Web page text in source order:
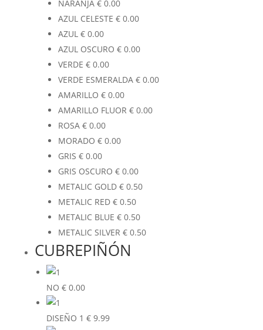
NARANJA €0.00
AZUL CELESTE €0.00
AZUL €0.00
AZUL OSCURO €0.00
VERDE €0.00
VERDE ESMERALDA €0.00
AMARILLO €0.00
AMARILLO FLUOR €0.00
ROSA €0.00
MORADO €0.00
GRIS €0.00
GRIS OSCURO €0.00
METALIC GOLD €0.50
METALIC RED €0.50
METALIC BLUE €0.50
METALIC SILVER €0.50
CUBREPIÑÓN
NO €0.00
DISEÑO 1 €9.99